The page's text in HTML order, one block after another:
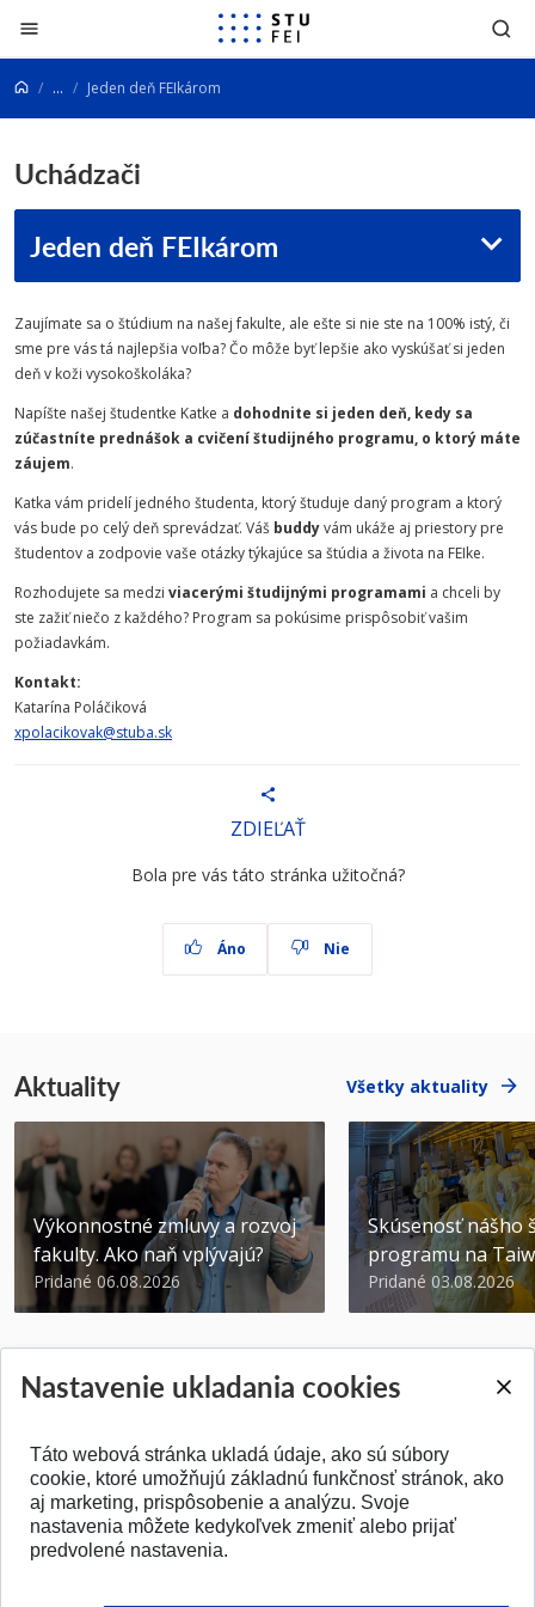
Prejsť na obsah
... Jeden deň FEIkárom
Uchádzači
Jeden deň FEIkárom
Zaujímate sa o štúdium na našej fakulte, ale ešte si nie ste na 100% istý, či
sme pre vás tá najlepšia voľba? Čo môže byť lepšie ako vyskúšať si jeden
deň v koži vysokoškoláka?
Napíšte našej študentke Katke a dohodnite si jeden deň, kedy sa
zúčastníte prednášok a cvičení študijného programu, o ktorý máte
záujem.
Katka vám pridelí jedného študenta, ktorý študuje daný program a ktorý
vás bude po celý deň sprevádzať. Váš buddyvám ukáže aj priestory pre
študentov a zodpovie vaše otázky týkajúce sa štúdia a života na FEIke.
Rozhodujete sa medzi viacerými študijnými programami a chceli by
ste zažiť niečo z každého? Program sa pokúsime prispôsobiť vašim
požiadavkám.
Kontakt:
Katarína Poláčiková
xpolacikovak@stuba.sk
ZDIEĽAŤ
Bola pre vás táto stránka užitočná?
Áno Nie
Aktuality Všetky aktuality
Výkonnostné zmluvy a rozvoj
fakulty. Ako naň vplývajú?
Pridané 06.08.2026
Skúsenosť nášho
programu na
Pridané 03.08.2026
SPÄŤ NA VRCH
Nastavenie ukladania cookies
Táto webová stránka ukladá údaje, ako sú súbory
cookie, ktoré umožňujú základnú funkčnosť stránok, ako
aj marketing, prispôsobenie a analýzu. Svoje
nastavenia môžete kedykoľvek zmeniť alebo prijať
predvolené nastavenia.